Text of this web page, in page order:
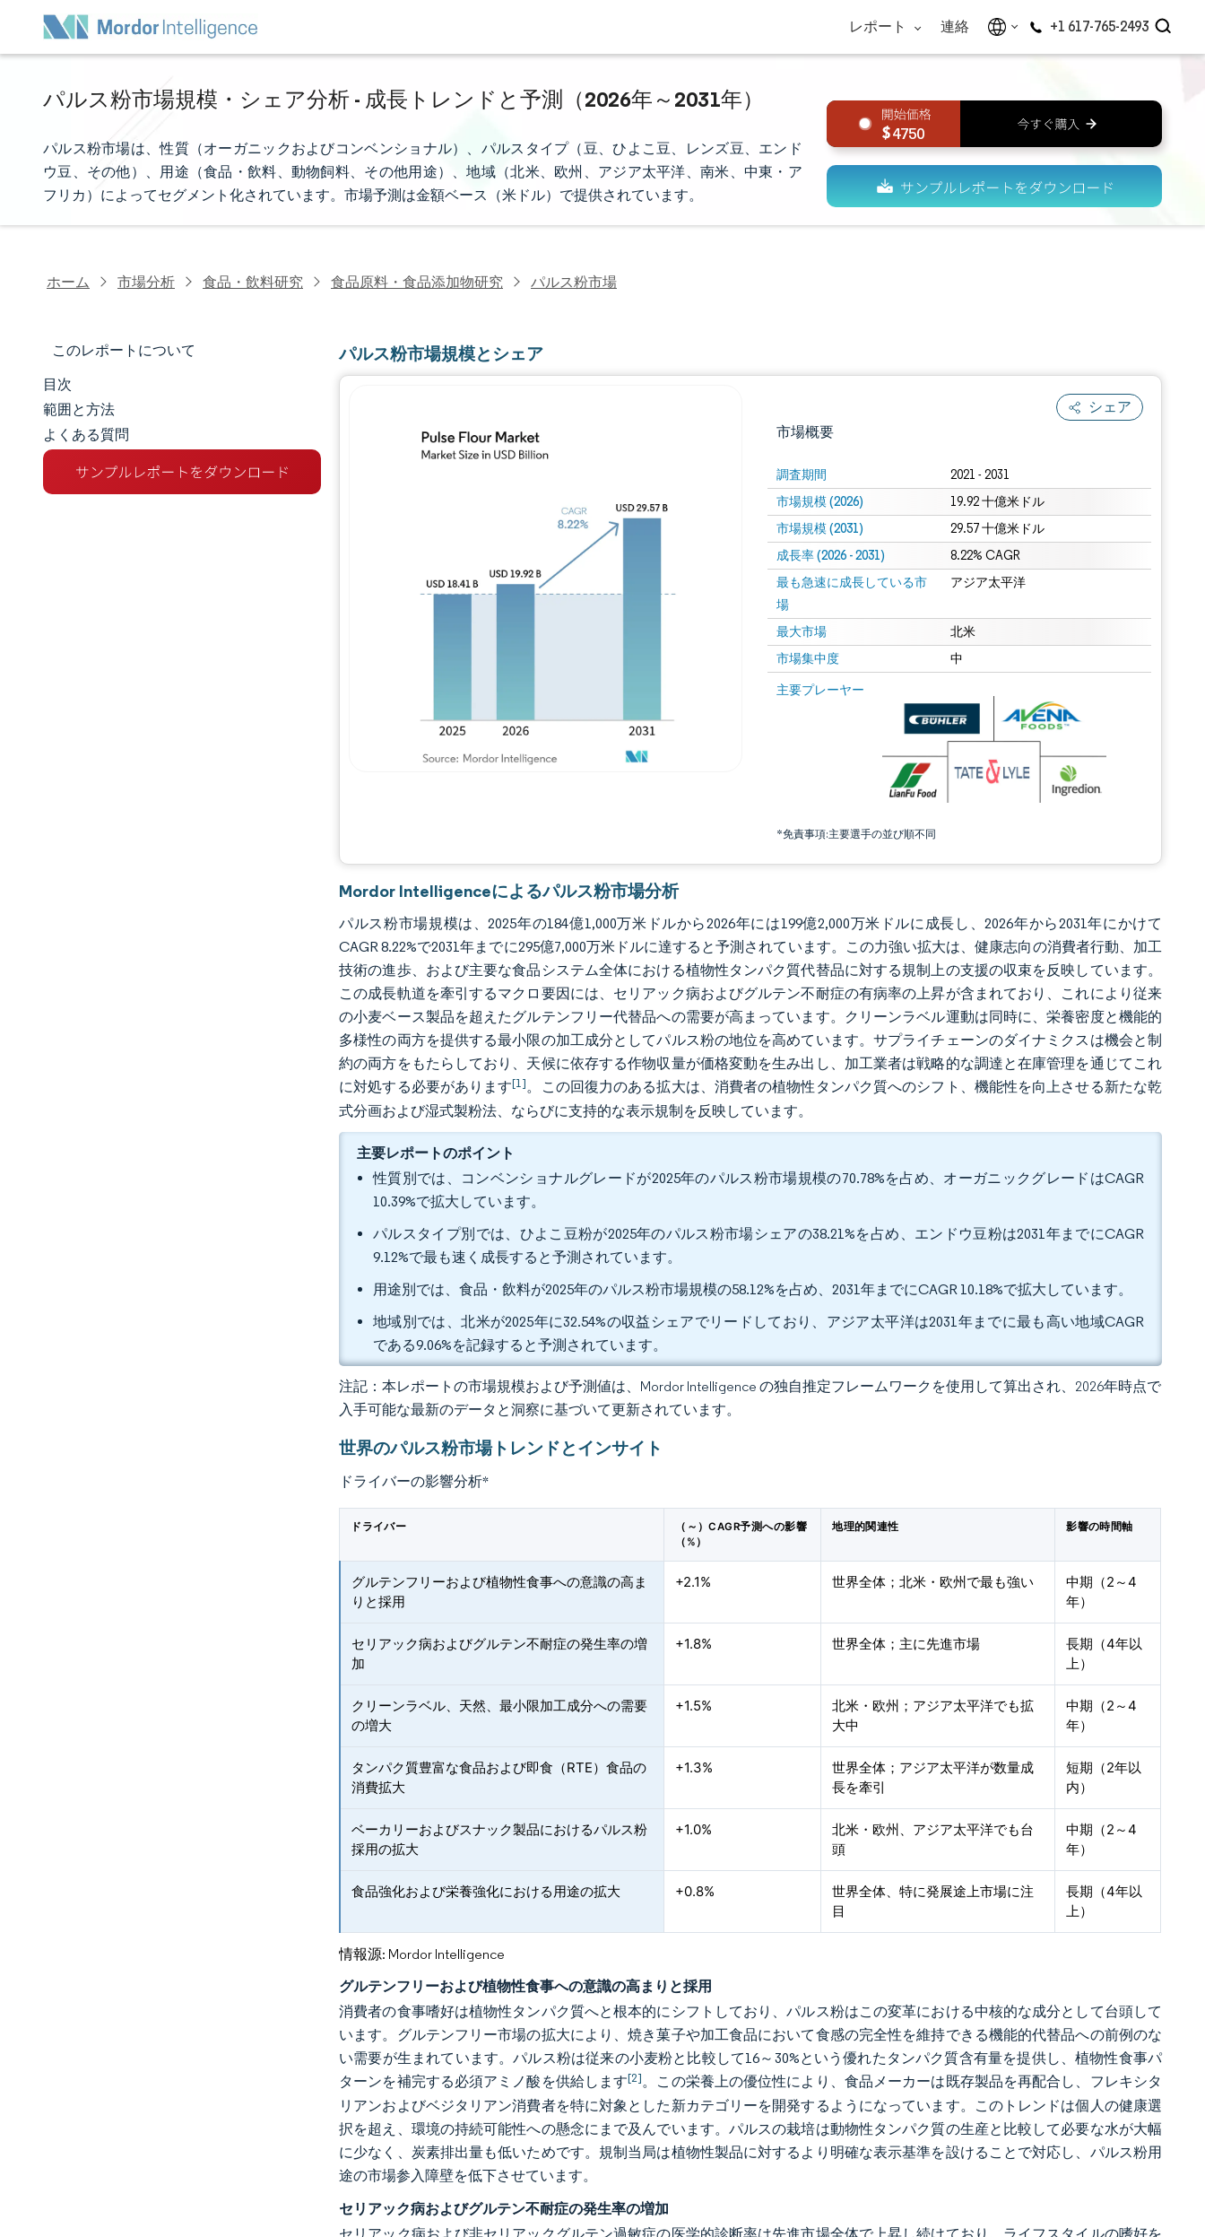
レポート 連絡 +1 617-765-2493
パルス粉市場規模・シェア分析 - 成長トレンドと予測（2026年～2031年）
パルス粉市場は、性質（オーガニックおよびコンベンショナル）、パルスタイプ（豆、ひよこ豆、レンズ豆、エンド
ウ豆、その他）、用途（食品・飲料、動物飼料、その他用途）、地域（北米、欧州、アジア太平洋、南米、中東・ア
フリカ）によってセグメント化されています。市場予測は金額ベース（米ドル）で提供されています。
4750
ホーム 市場分析 食品・飲料研究 食品原料・食品添加物研究 パルス粉市場
このレポートについて
市場規模とシェア
市場分析
トレンドとインサイト
目次
範囲と方法
よくある質問
パルス粉市場規模とシェア
シェア
市場概要
調査期間 2021 - 2031
市場規模 (2026) 19.92 十億米ドル
市場規模 (2031) 29.57 十億米ドル
成長率 (2026 - 2031) 8.22% CAGR
最も急速に成長している市
場
アジア太平洋
最大市場 北米
市場集中度 中
主要プレーヤー
*免責事項:主要選手の並び順不同
画像 © Mordor Intelligence。再利用にはCC BY 4.0の表示が必要です。
画像 © Mordor Intelligence。再利用にはCC BY 4.0の表示が必要です。
Mordor Intelligenceによるパルス粉市場分析
パルス粉市場規模は、2025年の184億1,000万米ドルから2026年には199億2,000万米ドルに成長し、2026年から2031年にかけて
CAGR 8.22%で2031年までに295億7,000万米ドルに達すると予測されています。この力強い拡大は、健康志向の消費者行動、加工
技術の進歩、および主要な食品システム全体における植物性タンパク質代替品に対する規制上の支援の収束を反映しています。
この成長軌道を牽引するマクロ要因には、セリアック病およびグルテン不耐症の有病率の上昇が含まれており、これにより従来
の小麦ベース製品を超えたグルテンフリー代替品への需要が高まっています。クリーンラベル運動は同時に、栄養密度と機能的
多様性の両方を提供する最小限の加工成分としてパルス粉の地位を高めています。サプライチェーンのダイナミクスは機会と制
約の両方をもたらしており、天候に依存する作物収量が価格変動を生み出し、加工業者は戦略的な調達と在庫管理を通じてこれ
に対処する必要があります[1]。この回復力のある拡大は、消費者の植物性タンパク質へのシフト、機能性を向上させる新たな乾
式分画および湿式製粉法、ならびに支持的な表示規制を反映しています。
主要レポートのポイント
性質別では、コンベンショナルグレードが2025年のパルス粉市場規模の70.78%を占め、オーガニックグレードはCAGR
10.39%で拡大しています。
パルスタイプ別では、ひよこ豆粉が2025年のパルス粉市場シェアの38.21%を占め、エンドウ豆粉は2031年までにCAGR
9.12%で最も速く成長すると予測されています。
用途別では、食品・飲料が2025年のパルス粉市場規模の58.12%を占め、2031年までにCAGR 10.18%で拡大しています。
地域別では、北米が2025年に32.54%の収益シェアでリードしており、アジア太平洋は2031年までに最も高い地域CAGR
である9.06%を記録すると予測されています。
注記：本レポートの市場規模および予測値は、Mordor Intelligence の独自推定フレームワークを使用して算出され、2026年時点で
入手可能な最新のデータと洞察に基づいて更新されています。
世界のパルス粉市場トレンドとインサイト
ドライバーの影響分析*
ドライバー
（～）CAGR予測への影響
（%）
地理的関連性 影響の時間軸
グルテンフリーおよび植物性食事への意識の高ま
りと採用
+2.1% 世界全体；北米・欧州で最も強い
中期（2～4
年）
セリアック病およびグルテン不耐症の発生率の増
加
+1.8% 世界全体；主に先進市場
長期（4年以
上）
クリーンラベル、天然、最小限加工成分への需要
の増大
+1.5%
北米・欧州；アジア太平洋でも拡
大中
中期（2～4
年）
タンパク質豊富な食品および即食（RTE）食品の
消費拡大
+1.3%
世界全体；アジア太平洋が数量成
長を牽引
短期（2年以
内）
ベーカリーおよびスナック製品におけるパルス粉
採用の拡大
+1.0%
北米・欧州、アジア太平洋でも台
頭
中期（2～4
年）
食品強化および栄養強化における用途の拡大 +0.8%
世界全体、特に発展途上市場に注
目
長期（4年以
上）
情報源: Mordor Intelligence
グルテンフリーおよび植物性食事への意識の高まりと採用
消費者の食事嗜好は植物性タンパク質へと根本的にシフトしており、パルス粉はこの変革における中核的な成分として台頭して
います。グルテンフリー市場の拡大により、焼き菓子や加工食品において食感の完全性を維持できる機能的代替品への前例のな
い需要が生まれています。パルス粉は従来の小麦粉と比較して16～30%という優れたタンパク質含有量を提供し、植物性食事パ
ターンを補完する必須アミノ酸を供給します[2]。この栄養上の優位性により、食品メーカーは既存製品を再配合し、フレキシタ
リアンおよびベジタリアン消費者を特に対象とした新カテゴリーを開発するようになっています。このトレンドは個人の健康選
択を超え、環境の持続可能性への懸念にまで及んでいます。パルスの栽培は動物性タンパク質の生産と比較して必要な水が大幅
に少なく、炭素排出量も低いためです。規制当局は植物性製品に対するより明確な表示基準を設けることで対応し、パルス粉用
途の市場参入障壁を低下させています。
セリアック病およびグルテン不耐症の発生率の増加